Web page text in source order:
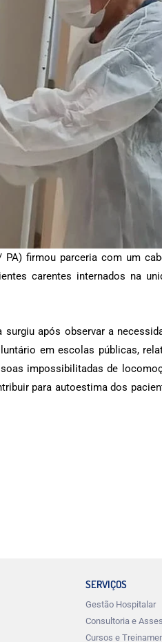
firmou parceria com um
carentes internados na
após observar a
em escolas públicas,
impossibilitadas de
para autoestima dos
SERVIÇOS
Gestão Hospitalar
Consultoria e
Cursos e